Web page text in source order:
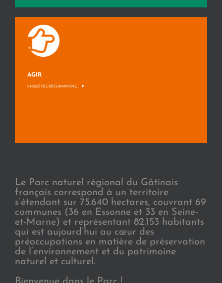
AGIR
ENQUÊTES, DÉCLARATIONS, ... >
Le Parc naturel régional du Gâtinais
français correspond à un territoire
s’étendant sur 75.640 hectares, couvrant 69
communes (36 en Essonne et 33 en Seine-
et-Marne) et représentant 82.153 habitants
qui est aujourd’hui au cœur des
préoccupations en matière de préservation
de l’environnement et du patrimoine
naturel et culturel.